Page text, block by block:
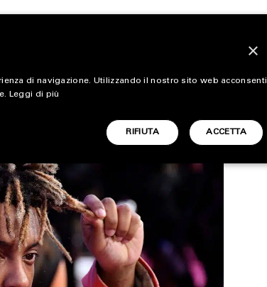
ALTRI
×
di navigazione. Utilizzando il nostro sito web acconsenti
Leggi di più
ACCETTA
RIFIUTA